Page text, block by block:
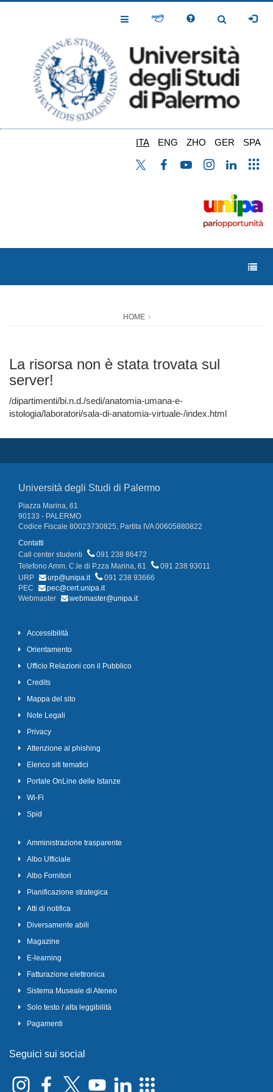
Toggle
Toggle
ITA ENG ZHO GER SPA
HOME
La risorsa non è stata trovata sul
server!
/dipartimenti/bi.n.d./sedi/anatomia-umana-e-
istologia/laboratori/sala-di-anatomia-virtuale-/index.html
Università degli Studi di Palermo
Piazza Marina, 61
90133 - PALERMO
Codice Fiscale 80023730825, Partita IVA 00605880822
Contatti
Call center studenti
091 238 86472
Telefono Amm. C.le di P.zza Marina, 61
091 238 93011
URP
urp@unipa.it
091 238 93666
PEC
pec@cert.unipa.it
Webmaster
webmaster@unipa.it
Accessibilità
Orientamento
Ufficio Relazioni con il Pubblico
Credits
Mappa del sito
Note Legali
Privacy
Attenzione al phishing
Elenco siti tematici
Portale OnLine delle Istanze
Wi-Fi
Spid
Amministrazione trasparente
Albo Ufficiale
Albo Fornitori
Pianificazione strategica
Atti di notifica
Diversamente abili
Magazine
E-learning
Fatturazione elettronica
Sistema Museale di Ateneo
Solo testo / alta leggibilità
Pagamenti
Seguici sui social